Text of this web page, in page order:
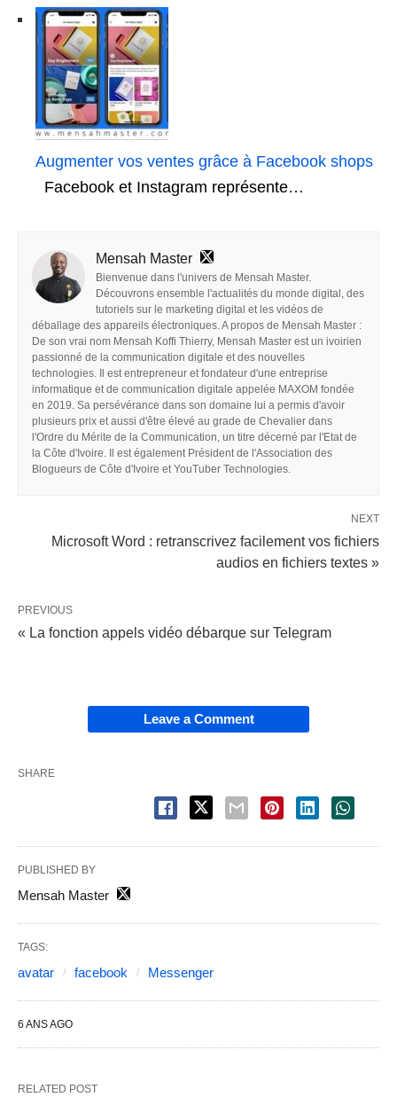
Augmenter vos ventes grâce à Facebook shops
Facebook et Instagram représente…
Mensah Master
Bienvenue dans l'univers de Mensah Master.
Découvrons ensemble l'actualités du monde digital, des
tutoriels sur le marketing digital et les vidéos de
déballage des appareils électroniques. A propos de Mensah Master :
De son vrai nom Mensah Koffi Thierry, Mensah Master est un ivoirien
passionné de la communication digitale et des nouvelles
technologies. Il est entrepreneur et fondateur d'une entreprise
informatique et de communication digitale appelée MAXOM fondée
en 2019. Sa persévérance dans son domaine lui a permis d'avoir
plusieurs prix et aussi d'être élevé au grade de Chevalier dans
l'Ordre du Mérite de la Communication, un titre décerné par l'Etat de
la Côte d'Ivoire. Il est également Président de l'Association des
Blogueurs de Côte d'Ivoire et YouTuber Technologies.
NEXT
Microsoft Word : retranscrivez facilement vos fichiers
audios en fichiers textes »
PREVIOUS
« La fonction appels vidéo débarque sur Telegram
Leave a Comment
SHARE
PUBLISHED BY
Mensah Master
TAGS:
avatar facebook Messenger
6 ANS AGO
RELATED POST